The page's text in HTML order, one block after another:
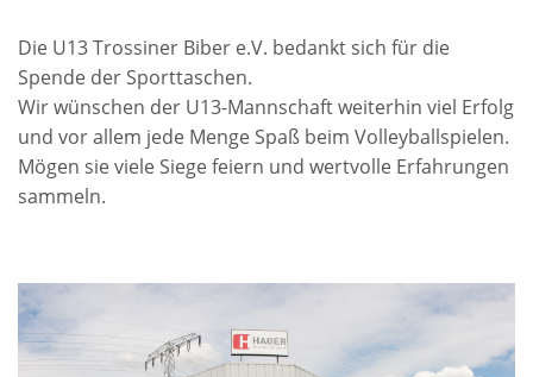
Die U13 Trossiner Biber e.V. bedankt sich für die
Spende der Sporttaschen.
Wir wünschen der U13-Mannschaft weiterhin viel Erfolg
und vor allem jede Menge Spaß beim Volleyballspielen.
Mögen sie viele Siege feiern und wertvolle Erfahrungen
sammeln.